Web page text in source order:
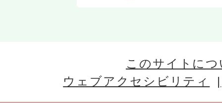
このサイトに
ウェブアクセシビリティ